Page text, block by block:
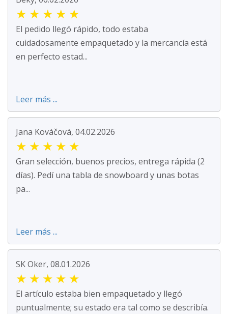
★ ★ ★ ★ ★
El pedido llegó rápido, todo estaba
cuidadosamente empaquetado y la mercancía está
en perfecto estad...
Leer más ...
Jana Kováčová, 04.02.2026
★ ★ ★ ★ ★
Gran selección, buenos precios, entrega rápida (2
días). Pedí una tabla de snowboard y unas botas
pa...
Leer más ...
SK Oker, 08.01.2026
★ ★ ★ ★ ★
El artículo estaba bien empaquetado y llegó
puntualmente; su estado era tal como se describía.